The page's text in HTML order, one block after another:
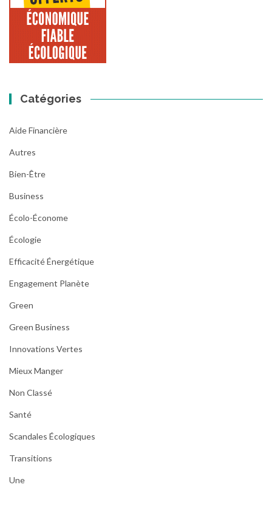
Catégories
Aide Financière
Autres
Bien-Être
Business
Écolo-Économe
Écologie
Efficacité Énergétique
Engagement Planète
Green
Green Business
Innovations Vertes
Mieux Manger
Non Classé
Santé
Scandales Écologiques
Transitions
Une